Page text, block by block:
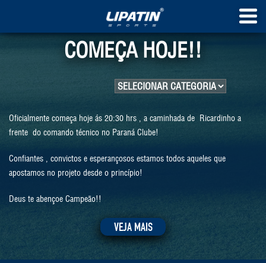
COMEÇA HOJE!!
Oficialmente começa hoje ás 20:30 hrs , a caminhada de Ricardinho a
frente do comando técnico no Paraná Clube!
Confiantes , convictos e esperançosos estamos todos aqueles que
apostamos no projeto desde o princípio!
Deus te abençoe Campeão!!
VEJA MAIS